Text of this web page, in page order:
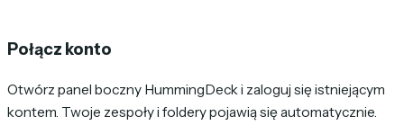
Połącz konto
Otwórz panel boczny HummingDeck i zaloguj się istniejącym
kontem. Twoje zespoły i foldery pojawią się automatycznie.